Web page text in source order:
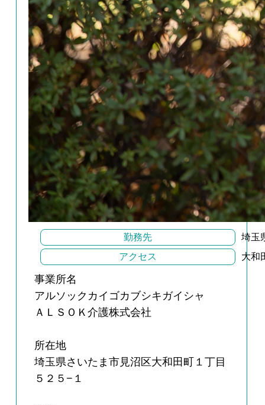
勤務先
埼玉
アクセス
大和
事業所名
アルソックカイゴカブシキガイシャ
ＡＬＳＯＫ介護株式会社
所在地
埼玉県さいたま市見沼区大和田町１丁目
５２５−１